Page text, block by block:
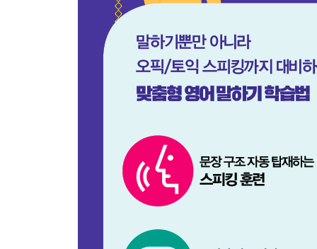
Unit 32 across / around / along / through 전치사를
Unit 33 by / until / before / after 전치사를 이용해
Unit 34 behind / under / to / into 전치사를 이용해
Unit 35 up / down 전치사를 이용해 디테일하게 말
Unit 37 always / usually / often / sometimes 부사
Unit 39 just / even / ever / anymore 부사를 이용해
Unit 40 -ever 부사를 이용해 디테일하게 말하기
Unit 41 too / as well / also / either 부사를 이용해
Unit 01 간단한 자기소개